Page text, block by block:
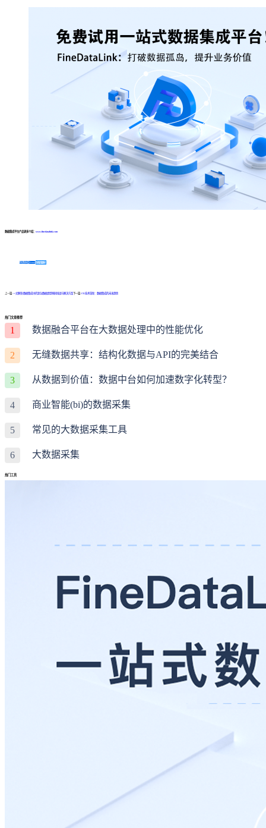
数据集成平台产品更多介绍： www.finedatalink.com
免费体验Demo 咨询方案
上一篇: 一文解答!数据集成中的复杂数据类型映射挑战与解决方案 下一篇: ETL技术革新：数据集成的未来趋势
热门文章推荐
1 数据融合平台在大数据处理中的性能优化
2 无缝数据共享：结构化数据与API的完美结合
3 从数据到价值：数据中台如何加速数字化转型？
4 商业智能(bi)的数据采集
5 常见的大数据采集工具
6 大数据采集
热门工具